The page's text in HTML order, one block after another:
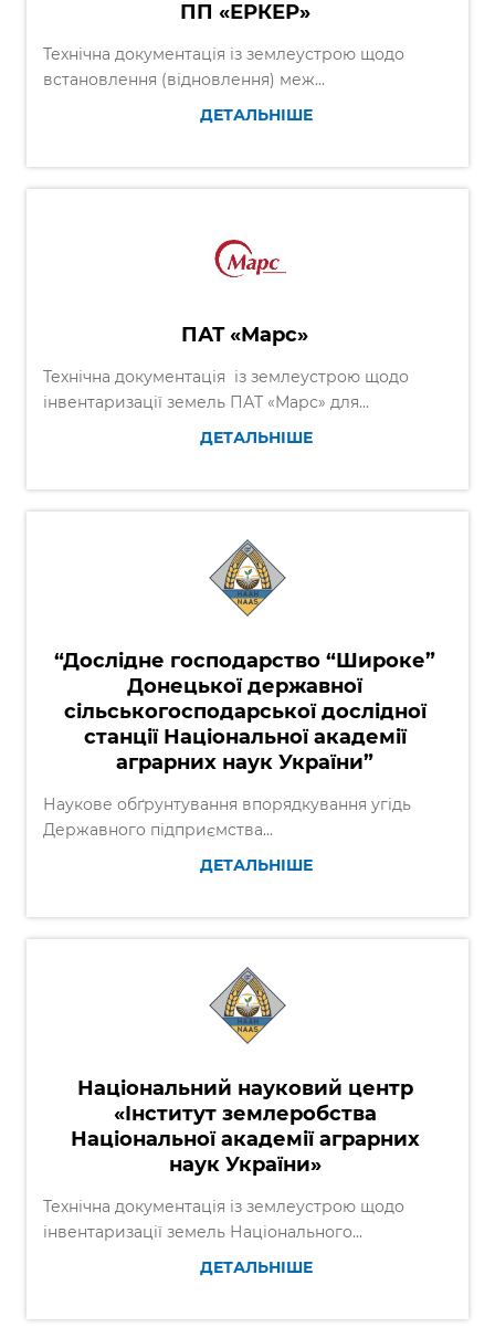
ПП «ЕРКЕР»
Технічна документація із землеустрою щодо
встановлення (відновлення) меж...
ДЕТАЛЬНІШЕ
ПАТ «Марс»
Технічна документація із землеустрою щодо
інвентаризації земель ПАТ «Марс» для...
ДЕТАЛЬНІШЕ
“Дослідне господарство “Широке”
Донецької державної
сільськогосподарської дослідної
станції Національної академії
аграрних наук України”
Наукове обґрунтування впорядкування угідь
Державного підприємства...
ДЕТАЛЬНІШЕ
Національний науковий центр
«Інститут землеробства
Національної академії аграрних
наук України»
Технічна документація із землеустрою щодо
інвентаризації земель Національного...
ДЕТАЛЬНІШЕ